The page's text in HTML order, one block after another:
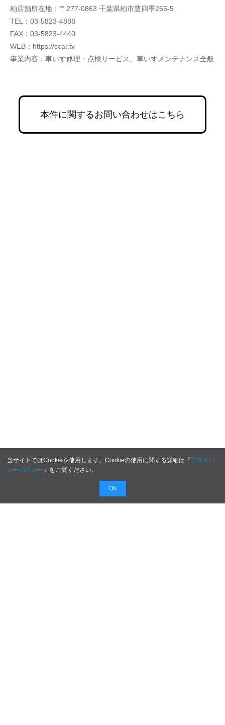
当サイトではCookieを使用します。Cookieの使用に関する詳細は「プライバ
シーポリシー 」をご覧ください。
OK
柏店舗所在地：〒277-0863 千葉県柏市豊四季265-5
TEL：03-5823-4888
FAX：03-5823-4440
WEB：https://ccar.tv
事業内容：車いす修理・点検サービス、車いすメンテナンス全般
本件に関するお問い合わせはこちら